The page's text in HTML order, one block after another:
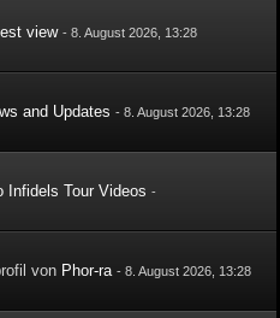
view -8. August 2026, 13:28
and Updates -8. August 2026, 13:28
Infidels Tour Videos -
von Phor-ra -8. August 2026, 13:28